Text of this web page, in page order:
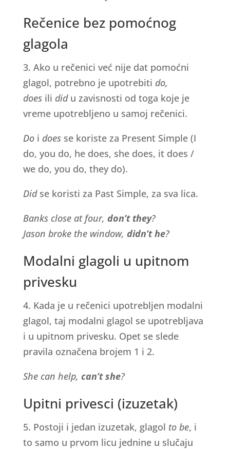
Rečenice bez pomoćnog
glagola
3. Ako u rečenici već nije dat pomoćni
glagol, potrebno je upotrebiti do,
does ili did u zavisnosti od toga koje je
vreme upotrebljeno u samoj rečenici.
Do i does se koriste za Present Simple (I
do, you do, he does, she does, it does /
we do, you do, they do).
Did se koristi za Past Simple, za sva lica.
Banks close at four, don’t they?
Jason broke the window, didn’t he?
Modalni glagoli u upitnom
privesku
4. Kada je u rečenici upotrebljen modalni
glagol, taj modalni glagol se upotrebljava
i u upitnom privesku. Opet se slede
pravila označena brojem 1 i 2.
She can help, can’t she?
Upitni privesci (izuzetak)
5. Postoji i jedan izuzetak, glagol to be, i
to samo u prvom licu jednine u slučaju